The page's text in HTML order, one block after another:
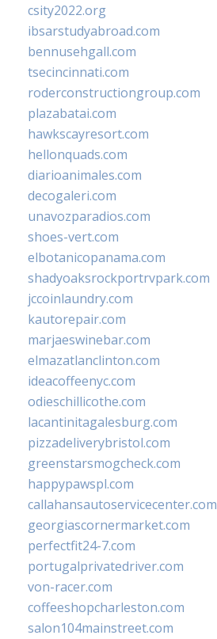
csity2022.org
ibsarstudyabroad.com
bennusehgall.com
tsecincinnati.com
roderconstructiongroup.com
plazabatai.com
hawkscayresort.com
hellonquads.com
diarioanimales.com
decogaleri.com
unavozparadios.com
shoes-vert.com
elbotanicopanama.com
shadyoaksrockportrvpark.com
jccoinlaundry.com
kautorepair.com
marjaeswinebar.com
elmazatlanclinton.com
ideacoffeenyc.com
odieschillicothe.com
lacantinitagalesburg.com
pizzadeliverybristol.com
greenstarsmogcheck.com
happypawspl.com
callahansautoservicecenter.com
georgiascornermarket.com
perfectfit24-7.com
portugalprivatedriver.com
von-racer.com
coffeeshopcharleston.com
salon104mainstreet.com